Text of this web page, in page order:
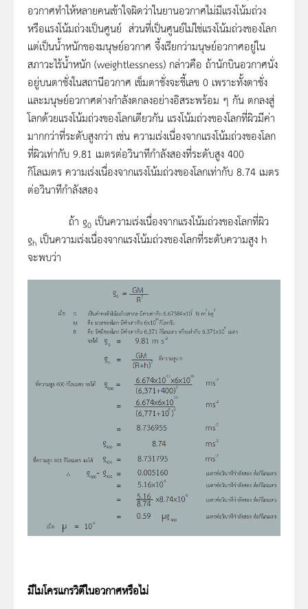
อวกาศทำให้หลายคนเข้าใจผิดว่าในยานอวกาศไม่มีแรงโน้มถ่วง
หรือแรงโน้มถ่วงเป็นศูนย์ ส่วนที่เป็นศูนย์ไม่ใช่แรงโน้มถ่วงของโลก
แต่เป็นน้ำหนักของมนุษย์อวกาศ จี้งเรียกว่ามนุษย์อวกาศอยู่ใน
สภาวะไร้น้ำหนัก (weightlessness) กล่าวคือ ถ้านักบินอวกาศนั่ง
อยู่บนตาชั่งในสถานีอวกาศ เข็มตาชั่งจะชี้เลข 0 เพราะทั้งตาชั่ง
และมนุษย์อวกาศต่างกำลังตกลงอย่างอิสระพร้อม ๆ กัน ตกลงสู่
โลกด้วยแรงโน้มถ่วงของโลกเดียวกัน แรงโน้มถ่วงของโลกที่ผิวมีค่า
มากกว่าที่ระดับสูงกว่า เช่น ความเร่งเนื่องจากแรงโน้มถ่วงของโลก
ที่ผิวเท่ากับ 9.81 เมตรต่อวินาทีกำลังสองที่ระดับสูง 400
กิโลเมตร ความเร่งเนื่องจากแรงโน้มถ่วงของโลกเท่ากับ 8.74 เมตร
ต่อวินาทีกำลังสอง
ถ้า g0 เป็นความเร่งเนื่องจากแรงโน้มถ่วงของโลกที่ผิว
gh เป็นความเร่งเนื่องจากแรงโน้มถ่วงของโลกที่ระดับความสูง h
จะพบว่า
มีไมโครแกรวิตีในอวกาศหรือไม่